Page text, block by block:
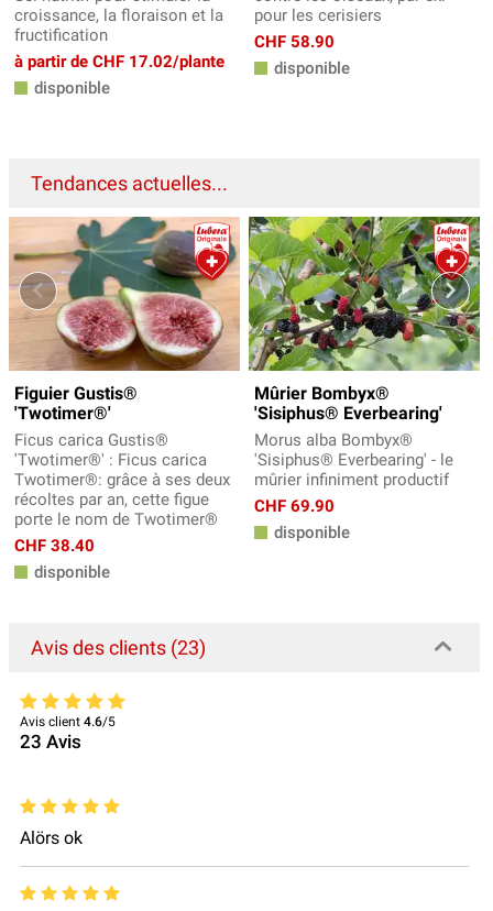
croissance, la floraison et la
fructification
à partir de CHF 17.02/plante
disponible
pour les cerisiers
CHF 58.90
disponible
Tendances actuelles...
Figuier Gustis®
'Twotimer®'
Ficus carica Gustis®
'Twotimer®' : Ficus carica
Twotimer®: grâce à ses deux
récoltes par an, cette figue
porte le nom de Twotimer®
CHF 38.40
disponible
Mûrier Bombyx®
'Sisiphus® Everbearing'
Morus alba Bombyx®
'Sisiphus® Everbearing' - le
mûrier infiniment productif
CHF 69.90
disponible
Avis des clients (23)
Avis client 4.6/5
23 Avis
Alörs ok